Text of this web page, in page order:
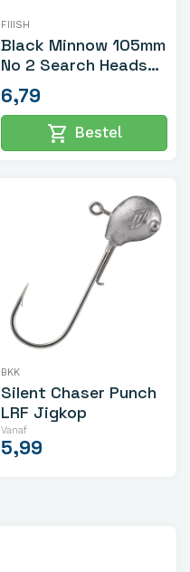
FIIISH
Black Minnow 105mm
No 2 Search Heads
12gr Khaki
6,79
shopping_cart Bestel
BKK
Silent Chaser Punch
LRF Jigkop
Vanaf
5,99